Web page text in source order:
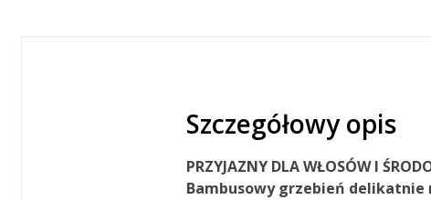
Szczegółowy opis
PRZYJAZNY DLA WŁOSÓW I
Bambusowy grzebień delikatnie